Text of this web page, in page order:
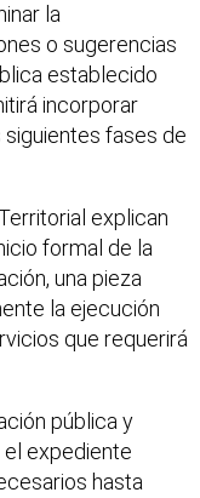
la
o sugerencias
establecido
incorporar
fases de
explican
formal de la
una pieza
la ejecución
que requerirá
pública y
el expediente
hasta